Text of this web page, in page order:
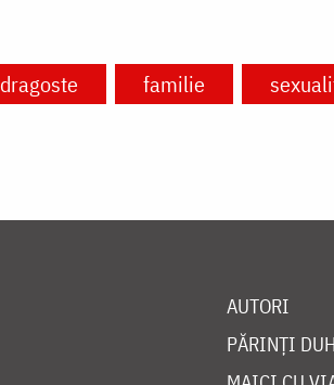
dragoste familie
AUTORI
PĂRINȚI